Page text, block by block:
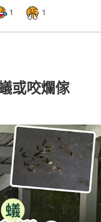
1 1
或咬爛傢